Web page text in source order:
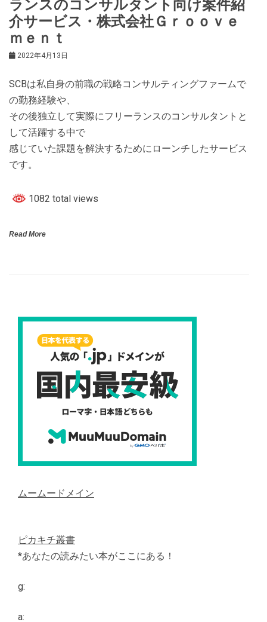
ランスのコンサルタント向け案件紹
介サービス・株式会社Ｇｒｏｏｖｅ
ｍｅｎｔ
2022年4月13日
SCBは私自身の前職の戦略コンサルティングファームで
の勤務経験や、
その後独立して実際にフリーランスのコンサルタントと
して活躍する中で
感じていた課題を解決するためにローンチしたサービス
です。
1082 total views
Read More
ムームードメイン
ピカキチ叢書
*あなたの読みたい本がここにある！
g:
a: